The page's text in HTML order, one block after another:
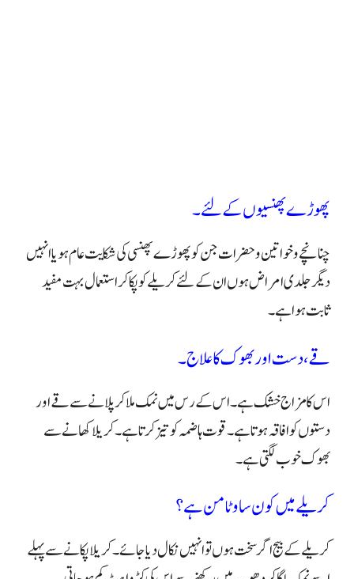
پھوڑے پھنسیوں کے لئے۔
چنانچے و خواتین و حضرات جن کو پھوڑے پھنسی کی شکایت عام ہو یا انہیں
دیگر جلدی امراض ہوں ان کے لئے کریلے کو پکا کر استعمال بہت مفید
ثابت ہوا ہے۔
قے، دست اور بھوک کا علاج۔
اس کا مزاج خشک ہے۔ اس کے رس میں نمک ملا کر پلانے سے قے اور
دستوں کو افاقہ ہوتا ہے۔ قوت ہاضمہ کو تیز کرتا ہے۔ کریلا کھانے سے
بھوک خوب لگتی ہے۔
کریلے میں کون سا وٹامن ہے؟
کریلے کے بیج اگر سخت ہوں تو انہیں نکال دیا جائے۔ کریلا پکانے سے پہلے